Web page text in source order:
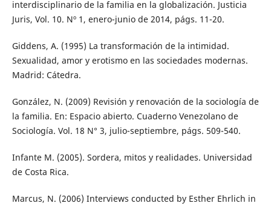
interdisciplinario de la familia en la globalización. Justicia
Juris, Vol. 10. Nº 1, enero-junio de 2014, págs. 11-20.
Giddens, A. (1995) La transformación de la intimidad.
Sexualidad, amor y erotismo en las sociedades modernas.
Madrid: Cátedra.
González, N. (2009) Revisión y renovación de la sociología de
la familia. En: Espacio abierto. Cuaderno Venezolano de
Sociología. Vol. 18 N° 3, julio-septiembre, págs. 509-540.
Infante M. (2005). Sordera, mitos y realidades. Universidad
de Costa Rica.
Marcus, N. (2006) Interviews conducted by Esther Ehrlich in